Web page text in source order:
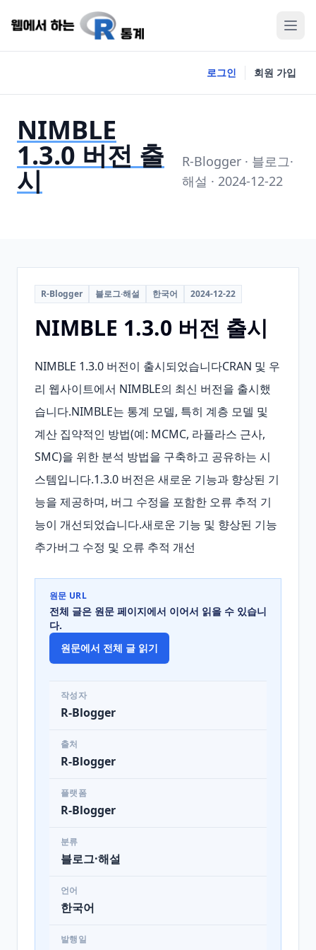
로그인 회원 가입
NIMBLE
1.3.0 버전 출
시
R-Blogger · 블로그·
해설 · 2024-12-22
R-Blogger 블로그·해설 한국어 2024-12-22
NIMBLE 1.3.0 버전 출시
NIMBLE 1.3.0 버전이 출시되었습니다CRAN 및 우
리 웹사이트에서 NIMBLE의 최신 버전을 출시했
습니다.NIMBLE는 통계 모델, 특히 계층 모델 및
계산 집약적인 방법(예: MCMC, 라플라스 근사,
SMC)을 위한 분석 방법을 구축하고 공유하는 시
스템입니다.1.3.0 버전은 새로운 기능과 향상된 기
능을 제공하며, 버그 수정을 포함한 오류 추적 기
능이 개선되었습니다.새로운 기능 및 향상된 기능
추가버그 수정 및 오류 추적 개선
원문 URL
전체 글은 원문 페이지에서 이어서 읽을 수 있습니
다.
원문에서 전체 글 읽기
작성자
R-Blogger
출처
R-Blogger
플랫폼
R-Blogger
분류
블로그·해설
언어
한국어
발행일